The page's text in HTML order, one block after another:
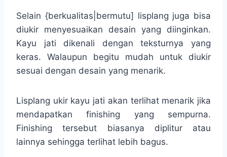
Selain {berkualitas|bermutu] lisplang juga bisa
diukir menyesuaikan desain yang diinginkan.
Kayu jati dikenali dengan teksturnya yang
keras. Walaupun begitu mudah untuk diukir
sesuai dengan desain yang menarik.
Lisplang ukir kayu jati akan terlihat menarik jika
mendapatkan finishing yang sempurna.
Finishing tersebut biasanya diplitur atau
lainnya sehingga terlihat lebih bagus.